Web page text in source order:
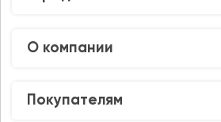
О компании
Покупателям